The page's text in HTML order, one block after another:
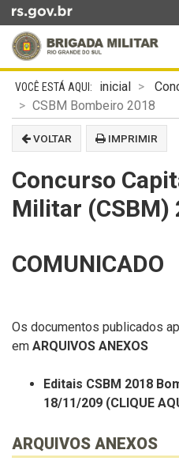
para
conteúdo
para
menu
para
busca
Início
conteúdo
inicial
CSBM Bombeiro 2018
VOLTAR IMPRIMIR
Concurso
Militar (CSBM)
COMUNICADO
Os documentos publicados
em ARQUIVOS ANEXOS
Editais CSBM 2018
18/11/209 (CLIQUE
ARQUIVOS ANEXOS